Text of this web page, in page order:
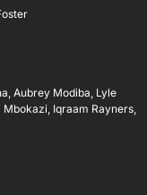
Aubrey Modiba, Lyle
Mbokazi, Iqraam Rayners,